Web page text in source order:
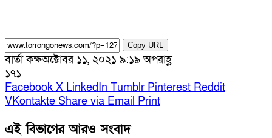
Copy URL
বার্তা কক্ষঅক্টোবর ১১, ২০২১ ৯:১৯ অপরাহ্ণ
১৭১
Facebook X LinkedIn Tumblr Pinterest Reddit
VKontakte Share via Email Print
এই বিভাগের আরও সংবাদ